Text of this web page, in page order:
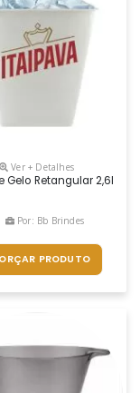
Com
Ver + Detalhes
Gelo Retangular 2,6l
Por: Bb Brindes
ORÇAR PRODUTO